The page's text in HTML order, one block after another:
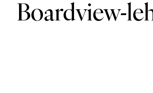
Boardview-